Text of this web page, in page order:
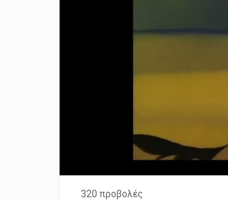
320 προβολές